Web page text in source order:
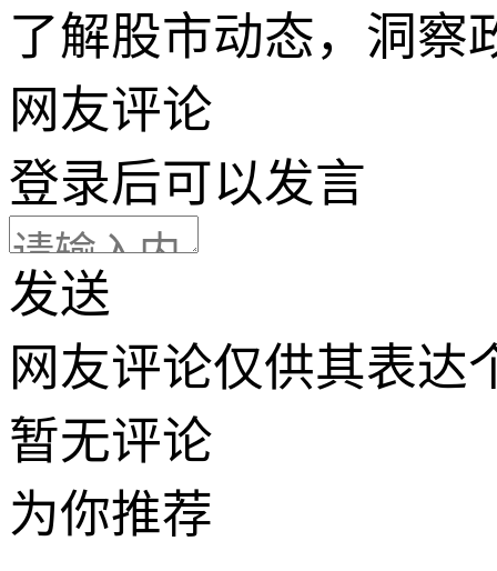
了解股市动态，洞察
网友评论
登录后可以发言
发送
网友评论仅供其表达
暂无评论
为你推荐